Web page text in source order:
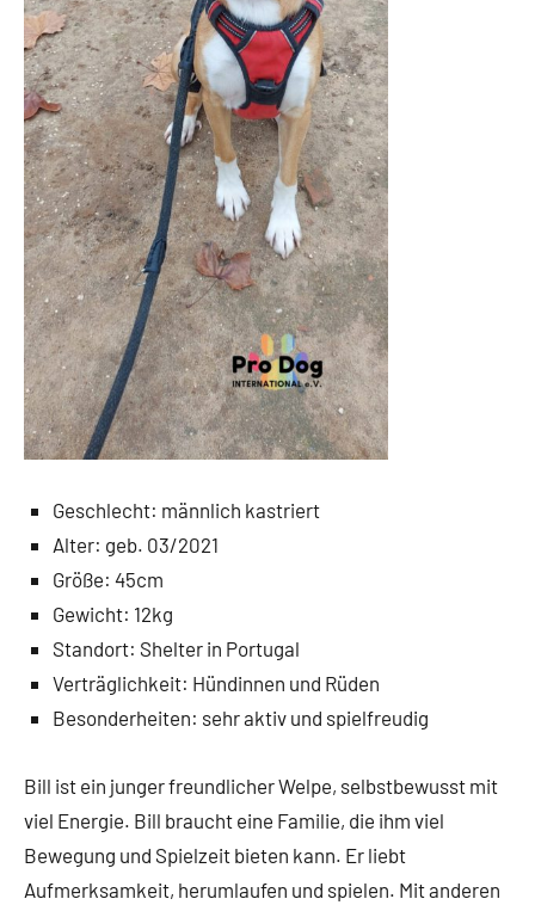
Geschlecht: männlich kastriert
Alter: geb. 03/2021
Größe: 45cm
Gewicht: 12kg
Standort: Shelter in Portugal
Verträglichkeit: Hündinnen und Rüden
Besonderheiten: sehr aktiv und spielfreudig
Bill ist ein junger freundlicher Welpe, selbstbewusst mit
viel Energie. Bill braucht eine Familie, die ihm viel
Bewegung und Spielzeit bieten kann. Er liebt
Aufmerksamkeit, herumlaufen und spielen. Mit anderen